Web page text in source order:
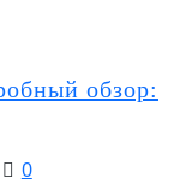
обзор:
0